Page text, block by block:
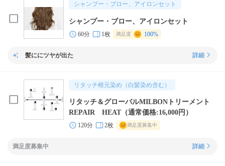
シャンプー・ブロー、アイロンセット
シャンプー・ブロー、アイロンセット
60分 1枚 満足度 100%
髪ににツヤが出た 詳細
リタッチ根元染め（白髪染め含む）
リタッチ＆グローバルMILBONトリーメント
REPAIR HEAT（通常価格:16,000円）
120分 2枚 満足度募集中
満足度募集中 詳細